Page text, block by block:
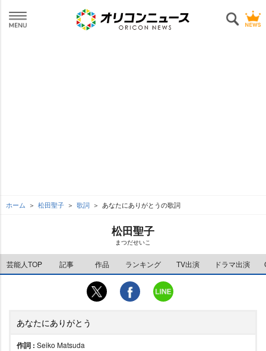
ホーム 松田聖子 歌詞 あなたにありがとうの歌詞
松田聖子
まつだせいこ
芸能人TOP 記事 作品 ランキング TV出演 ドラマ出演
あなたにありがとう
作詞 : Seiko Matsuda